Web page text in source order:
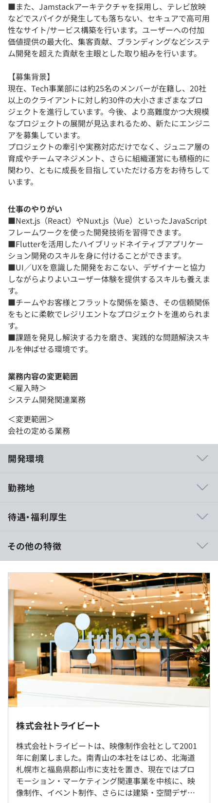
■また、Jamstackアーキテクチャを採用し、テレビ放映
などでスパイクが発生しても落ちない、セキュアで高可用
性なサイト/サービス構築を行います。ユーザーへの付加
価値提供の最大化、集客貢献、ブランディングなどシステ
ム開発を超えた貢献を主眼とした取り組みを行います。
【募集背景】
現在、Tech事業部には約25名のメンバーが在籍し、20社
以上のクライアントに対し約30件の大小さまざまなプロ
ジェクトを進行しています。今後、より高難度かつ大規模
なプロジェクトの展開が見込まれるため、新たにエンジニ
アを募集しています。
プロジェクトの牽引や実務対応だけでなく、ジュニア層の
育成やチームマネジメント、さらに組織運営にも積極的に
関わり、ともに成長を目指していただける方をお待ちして
います。
仕事のやりがい
■Next.js（React）やNuxt.js（Vue）といったJavaScript
フレームワークを使った開発技術を習得できます。
■Flutterを活用したハイブリッドネイティブアプリケー
ション開発のスキルを身に付けることができます。
■UI／UXを意識した開発をおこない、デザイナーと協力
しながらよりよいユーザー体験を提供するスキルも養えま
す。
■チームやお客様とフラットな関係を築き、その信頼関係
をもとに柔軟でレジリエントなプロジェクトを進められま
す。
■課題を発見し解決する力を磨き、実践的な問題解決スキ
ルを伸ばせる環境です。
業務内容の変更範囲
＜雇入時＞
システム開発関連業務
＜変更範囲＞
会社の定める業務
開発環境
まで、幅広い分野のプロジェクトに携われます。設計から
は上流工程のみを担当する案件もあります。直取引のため
多様なプロジェクト経験を積めることが、当社で働く大き
な魅力です。
当社にはモダンな開発環境がありますが、それは常に整っ
ているわけではありません。古い開発環境を刷新し、モダ
ナイズを進めるプロジェクトが多く、自社システムを再デ
ザインして改善する場面もあります。このようなプロセス
に関わることで、システム全体を見渡せる力を培うことが
できます。
また、さまざまな経歴を持つエンジニアが集まっており、
異なる視点やスキルをお互いに吸収しながら成長できる環
境です。新しいことに前向きに取り組むメンバーが多く、
未知の領域にチャレンジし、会社とともに成長したいとい
新たな技術や開発環境の改善に興味を持ち、自らの手で会
社を変えていきたいという意欲を持つ方には、当社の雰囲
気がぴったりです。このような環境でワクワクしながら仕
事をしたい方を、お待ちしています。
勤務地
100%自社内開発／リモート勤務の相談可／転勤なし
＜雇入時＞
東京本社および自宅
＜変更範囲＞
会社の定める場所（テレワークをおこなう場所を含む）
待遇・福利厚生
■想定年収：429万円～649万円
■賃金形態：月給制
■賃金の決定方法：経験や年齢、能力を考慮の上、決定し
ます。
■固定残業制：月給36万円～58万円（時間外労働割増賃
金30時間分7万円～11万円を含む）
※上記超過分の残業代は別途全額支給
（※想定年収は年収提示額を保証するものではありません）
■専門業務型裁量労働制｜1日9.5時間
※上記超過分の残業代は別途全額支給いたします。
休憩時間：60分
平均残業時間：平均20時間／月
その他の特徴
株式会社トライビート
株式会社トライビートは、映像制作会社として2001
年に創業しました。南青山の本社をはじめ、北海道
札幌市と福島県郡山市に支社を置き、現在ではプロ
モーション・マーケティング関連事業を中核に、映
像制作、イベント制作、さらには建築・空間デザイ